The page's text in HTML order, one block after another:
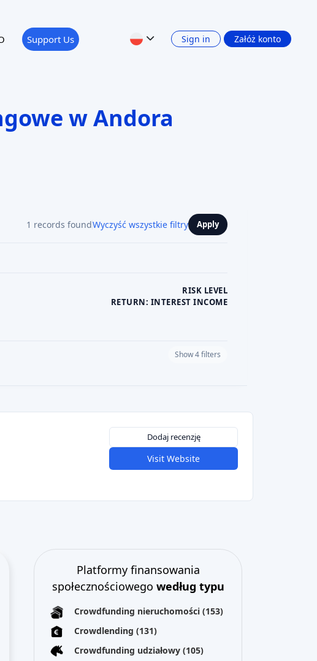
Support Us Sign in Załóż konto
w Andora
1 records foundWyczyść wszystkie filtry Apply
RISK LEVEL
RETURN: INTEREST INCOME
Show 4 filters
Dodaj recenzję
Visit Website
Platformy finansowania
społecznościowego według typu
Crowdfunding nieruchomości (153)
Crowdlending (131)
Crowdfunding udziałowy (105)